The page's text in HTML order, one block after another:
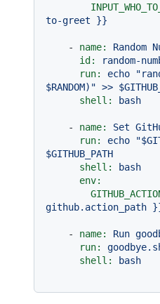
to-greet
}}
- name: Random
id:
random-
run:
echo
$RANDOM)" >>
shell:
bash
- name: Set
run:
echo
$GITHUB_PATH
shell:
bash
env:
github.action_path
- name: Run
run:
shell:
bash